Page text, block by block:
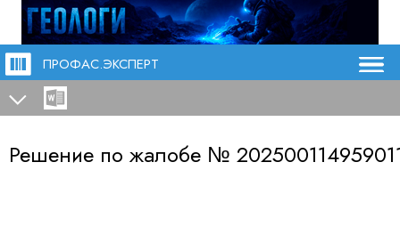
ПРОФАС.ЭКСПЕРТ
Решение по жалобе №